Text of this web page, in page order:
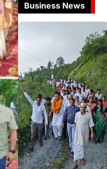
Business News